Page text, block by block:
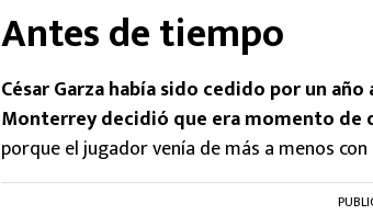
Antes de tiempo
César Garza había sido cedido por un año
Monterrey decidió que era momento de
porque el jugador venía de más a menos